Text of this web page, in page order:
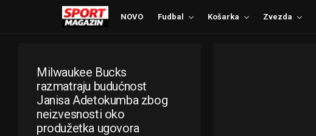
NOVO Fudbal Košarka Zvezda
Milwaukee Bucks
razmatraju budućnost
Janisa Adetokumba zbog
neizvesnosti oko
produžetka ugovora